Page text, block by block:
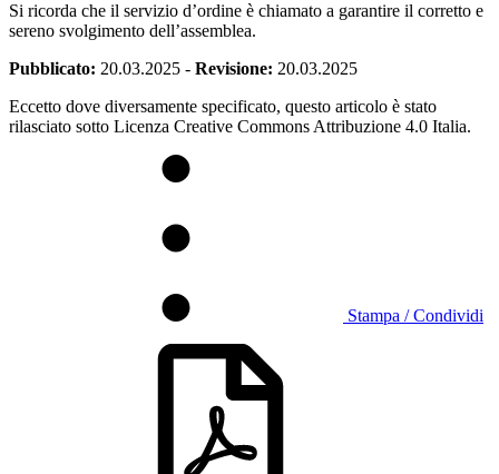
Si ricorda che il servizio d’ordine è chiamato a garantire il corretto e
sereno svolgimento dell’assemblea.
Pubblicato: 20.03.2025 - Revisione: 20.03.2025
Eccetto dove diversamente specificato, questo articolo è stato
rilasciato sotto Licenza Creative Commons Attribuzione 4.0 Italia.
Stampa / Condividi